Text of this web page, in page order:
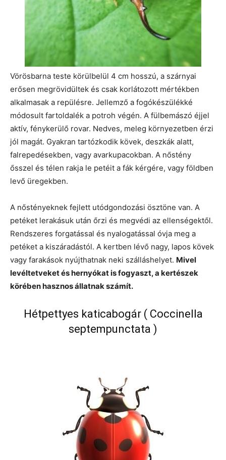
Vörösbarna teste körülbelül 4 cm hosszú, a szárnyai
erősen megrövidültek és csak korlátozott mértékben
alkalmasak a repülésre. Jellemző a fogókészülékké
módosult fartoldalék a potroh végén. A fülbemászó éjjel
aktív, fénykerülő rovar. Nedves, meleg környezetben érzi
jól magát. Gyakran tartózkodik kövek, deszkák alatt,
falrepedésekben, vagy avarkupacokban. A nőstény
ősszel és télen rakja le petéit a fák kérgére, vagy földben
levő üregekben.
A nőstényeknek fejlett utódgondozási ösztöne van. A
petéket lerakásuk után őrzi és megvédi az ellenségektől.
Rendszeres forgatással és nyalogatással óvja meg a
petéket a kiszáradástól. A kertben lévő nagy, lapos kövek
vagy farakások nyújthatnak neki szálláshelyet. Mivel
levéltetveket és hernyókat is fogyaszt, a kertészek
körében hasznos állatnak számít.
Hétpettyes katicabogár ( Coccinella
septempunctata )